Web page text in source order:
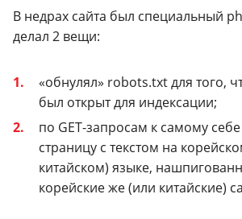
В недрах сайта был специальный
делал 2 вещи:
«обнулял» robots.txt для того,
был открыт для индексации;
по GET-запросам к самому
страницу с текстом на
китайском) языке,
корейские же (или китайские)